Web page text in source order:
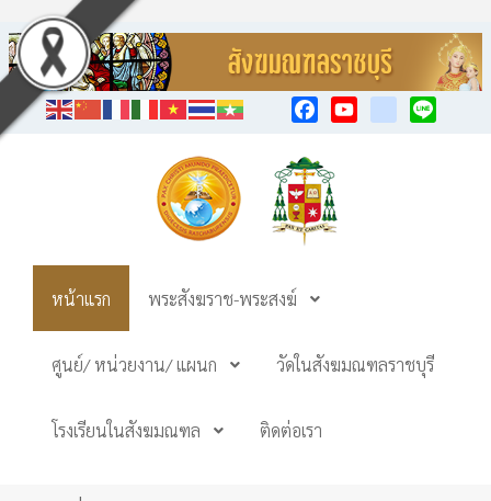
หน้าแรก พระสังฆราช-พระสงฆ์
ศูนย์/ หน่วยงาน/ แผนก วัดในสังฆมณฑลราชบุรี
โรงเรียนในสังฆมณฑล ติดต่อเรา